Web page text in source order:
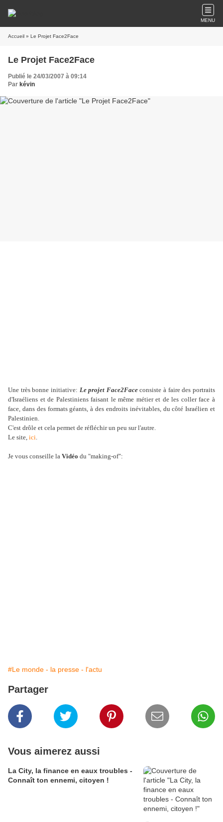
MENU
Accueil » Le Projet Face2Face
Le Projet Face2Face
Publié le 24/03/2007 à 09:14
Par kévin
Une très bonne initiative: Le projet Face2Faceconsiste à faire des portraits
d'Israéliens et de Palestiniens faisant le même métier et de les coller face à
face, dans des formats géants, à des endroits inévitables, du côté Israélien et
Palestinien.
C'est drôle et cela permet de réfléchir un peu sur l'autre.
Le site, ici.
Je vous conseille la Vidéo du "making-of":
#Le monde - la presse - l'actu
Partager
Vous aimerez aussi
La City, la finance en eaux troubles -
Connaît ton ennemi, citoyen !